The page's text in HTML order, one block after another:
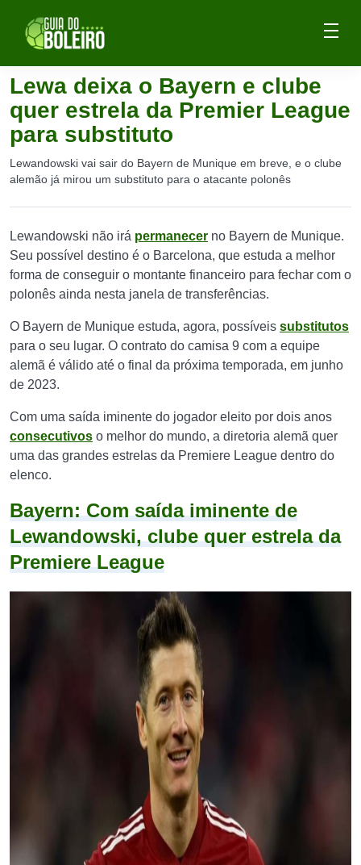
Lewa deixa o Bayern e clube
quer estrela da Premier League
para substituto
Lewandowski vai sair do Bayern de Munique em breve, e o clube
alemão já mirou um substituto para o atacante polonês
Lewandowski não irá permanecer no Bayern de Munique.
Seu possível destino é o Barcelona, que estuda a melhor
forma de conseguir o montante financeiro para fechar com o
polonês ainda nesta janela de transferências.
O Bayern de Munique estuda, agora, possíveis substitutos
para o seu lugar. O contrato do camisa 9 com a equipe
alemã é válido até o final da próxima temporada, em junho
de 2023.
Com uma saída iminente do jogador eleito por dois anos
consecutivos o melhor do mundo, a diretoria alemã quer
uma das grandes estrelas da Premiere League dentro do
elenco.
Bayern: Com saída iminente de
Lewandowski, clube quer estrela da
Premiere League